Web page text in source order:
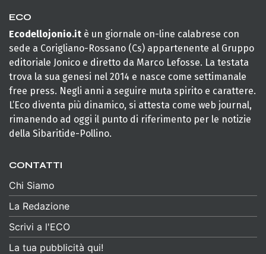
ECO
Ecodellojonio.it è un giornale on-line calabrese con
sede a Corigliano-Rossano (Cs) appartenente al Gruppo
editoriale Jonico e diretto da Marco Lefosse. La testata
trova la sua genesi nel 2014 e nasce come settimanale
free press. Negli anni a seguire muta spirito e carattere.
L’Eco diventa più dinamico, si attesta come web journal,
rimanendo ad oggi il punto di riferimento per le notizie
della Sibaritide-Pollino.
CONTATTI
Chi Siamo
La Redazione
Scrivi a l'ECO
La tua pubblicità qui!